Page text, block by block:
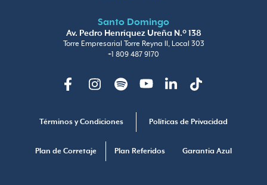
Santo Domingo
Av. Pedro Henríquez Ureña N.º 138
Torre Empresarial Torre Reyna II, Local 303
+1 809 487 9170
Términos y Condiciones Políticas de Privacidad
Plan de Corretaje Plan Referidos Garantia Azul
FacebookInstagramSpotify YoutubeLinkedinTikTok